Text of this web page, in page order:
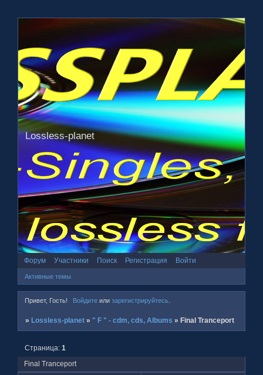
Lossless-planet
Форум Участники Поиск Регистрация Войти
Активные темы
Привет, Гость! Войдитеили зарегистрируйтесь.
» Lossless-planet » " F " - cdm, cds, Albums » Final Tranceport
Final Tranceport
Страница:1